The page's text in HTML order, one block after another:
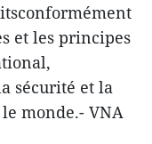
et les principes
sécurité et la
monde.- VNA